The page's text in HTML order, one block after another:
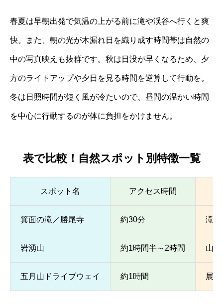
春夏は早朝出発で気温の上がる前に滝や渓谷へ行くと爽
快。また、朝の光が木漏れ日を織り成す時間帯は自然の
中の写真映えも抜群です。秋は日没が早くなるため、夕
方のライトアップや夕日を見る時間を逆算して行動を。
冬は日照時間が短く風が冷たいので、昼間の温かい時間
を中心に行動するのが体に負担をかけません。
表で比較！自然スポット別特徴一覧
スポット名 アクセス時間
箕面の滝／勝尾寺 約30分 滝
岩湧山 約1時間半～2時間 山
五月山ドライブウェイ 約1時間 展